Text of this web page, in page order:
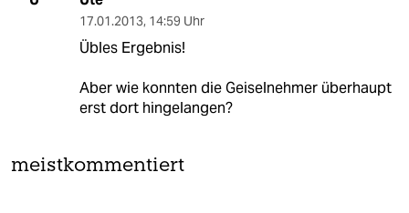
17.01.2013, 14:59 Uhr
Übles Ergebnis!
Aber wie konnten die Geiselnehmer überhaupt
erst dort hingelangen?
meistkommentiert